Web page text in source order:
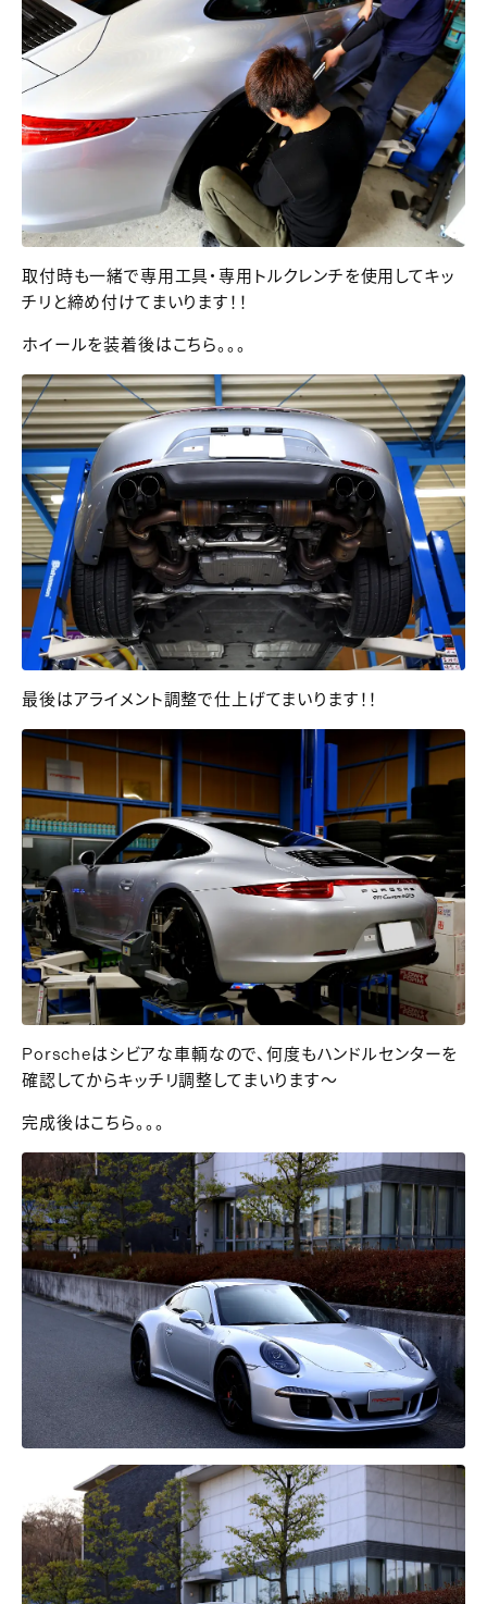
取付時も一緒で専用工具・専用トルクレンチを使用してキッ
チリと締め付けてまいります！！
ホイールを装着後はこちら。。。
最後はアライメント調整で仕上げてまいります！！
Porscheはシビアな車輌なので、何度もハンドルセンターを
確認してからキッチリ調整してまいります～
完成後はこちら。。。